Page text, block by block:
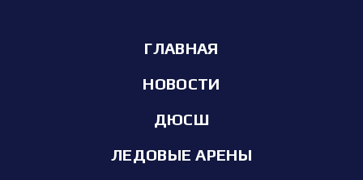
ГЛАВНАЯ
НОВОСТИ
ДЮСШ
ЛЕДОВЫЕ АРЕНЫ